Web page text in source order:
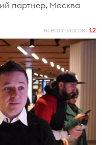
партнер, Москва
всего голосов: 12